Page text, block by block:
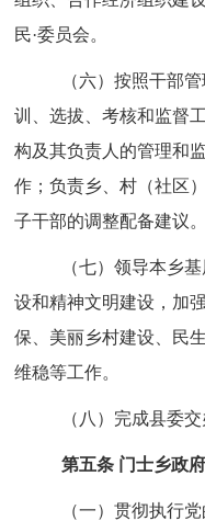
民·委员会。
（六）按照干部
训、选拔、考核和监督
构及其负责人的管理和
作；负责乡、村（社区
子干部的调整配备建议。
（七）领导本乡
设和精神文明建设，加
保、美丽乡村建设、民
维稳等工作。
（八）完成县委
第五条 门士乡政
（一）贯彻执行